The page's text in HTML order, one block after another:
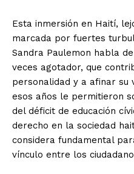
Esta inmersión en Haití,
marcada por fuertes
Sandra Paulemon habla
veces agotador, que
personalidad y a afinar su
esos años le permitieron
del déficit de educación
derecho en la sociedad
considera fundamental
vínculo entre los